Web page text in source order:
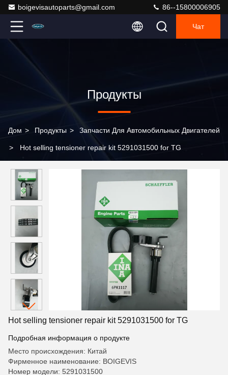
boigevisautoparts@gmail.com 86--15800006905
Чат
Продукты
Дом > Продукты > Запчасти Для Автомобильных Двигателей
> Hot selling tensioner repair kit 5291031500 for TG
Hot selling tensioner repair kit 5291031500 for TG
Подробная информация о продукте
Место происхождения: Китай
Фирменное наименование: BOIGEVIS
Номер модели: 5291031500